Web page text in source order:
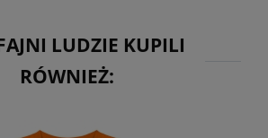
LUDZIE KUPILI
RÓWNIEŻ: